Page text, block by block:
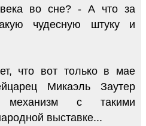
во сне? - А что за
чудесную штуку и
что вот только в мае
Микаэль Заутер
механизм с такими
выставке...